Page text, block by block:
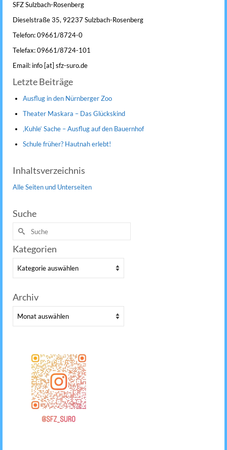
SFZ Sulzbach-Rosenberg
Dieselstraße 35, 92237 Sulzbach-Rosenberg
Telefon: 09661/8724-0
Telefax: 09661/8724-101
Email: info [at] sfz-suro.de
Letzte Beiträge
Ausflug in den Nürnberger Zoo
Theater Maskara – Das Glückskind
‚Kuhle‘ Sache – Ausflug auf den Bauernhof
Schule früher? Hautnah erlebt!
Inhaltsverzeichnis
Alle Seiten und Unterseiten
Suche
Suche
nach:
Kategorien
Kategorien
Archiv
Archiv